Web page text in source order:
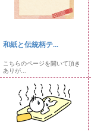
和紙と伝統柄テ...
こちらのページを開いて頂き
ありが...